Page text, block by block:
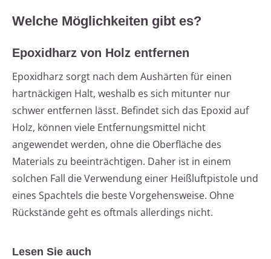
Welche Möglichkeiten gibt es?
Epoxidharz von Holz entfernen
Epoxidharz sorgt nach dem Aushärten für einen
hartnäckigen Halt, weshalb es sich mitunter nur
schwer entfernen lässt. Befindet sich das Epoxid auf
Holz, können viele Entfernungsmittel nicht
angewendet werden, ohne die Oberfläche des
Materials zu beeinträchtigen. Daher ist in einem
solchen Fall die Verwendung einer Heißluftpistole und
eines Spachtels die beste Vorgehensweise. Ohne
Rückstände geht es oftmals allerdings nicht.
Lesen Sie auch